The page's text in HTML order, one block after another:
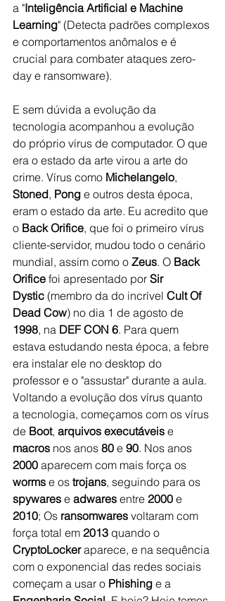
a "Inteligência Artificial e Machine
Learning" (Detecta padrões complexos
e comportamentos anômalos e é
crucial para combater ataques zero-
day e ransomware).
E sem dúvida a evolução da
tecnologia acompanhou a evolução
do próprio vírus de computador. O que
era o estado da arte virou a arte do
crime. Vírus como Michelangelo,
Stoned, Pong e outros desta época,
eram o estado da arte. Eu acredito que
o Back Orifice, que foi o primeiro vírus
cliente-servidor, mudou todo o cenário
mundial, assim como o Zeus. O Back
Orifice foi apresentado por Sir
Dystic (membro da do incrível Cult Of
Dead Cow) no dia 1 de agosto de
1998, na DEF CON 6. Para quem
estava estudando nesta época, a febre
era instalar ele no desktop do
professor e o "assustar" durante a aula.
Voltando a evolução dos vírus quanto
a tecnologia, começamos com os vírus
de Boot, arquivos executáveis e
macros nos anos 80 e 90. Nos anos
2000 aparecem com mais força os
worms e os trojans, seguindo para os
spywares e adwares entre 2000 e
2010; Os ransomwares voltaram com
força total em 2013 quando o
CryptoLocker aparece, e na sequência
com o exponencial das redes sociais
começam a usar o Phishing e a